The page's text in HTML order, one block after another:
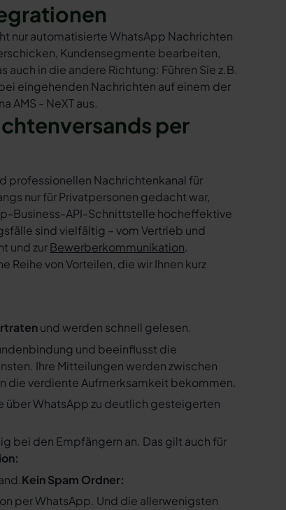
nur automatisierte WhatsApp Nachrichten
Kundensegmente bearbeiten,
in die andere Richtung: Führen Sie z.B.
eingehenden Nachrichten auf einem der
AMS - NeXT aus.
per
professionellen Nachrichtenkanal für
nur für Privatpersonen gedacht war,
Business-API-Schnittstelle hocheffektive
sind vielfältig – vom Vertrieb und
und zurBewerberkommunikation.
Reihe von Vorteilen, die wir Ihnen kurz
und werden schnell gelesen.
und beeinflusst die
Ihre Mitteilungen werden zwischen
die verdiente Aufmerksamkeit bekommen.
WhatsApp zu deutlich gesteigerten
bei den Empfängern an. Das gilt auch für
Kein Spam Ordner:
per WhatsApp. Und die allerwenigsten